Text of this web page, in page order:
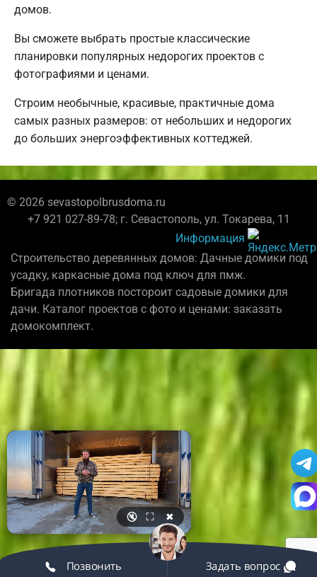
домов.
Вы сможете выбрать простые классические
планировки популярных недорогих проектов с
фотографиями и ценами.
Строим необычные, красивые, практичные дома
самых разных размеров: от небольших и недорогих
до больших энергоэффективных коттеджей.
© 2026 sevastopolbrusdoma.ru
+7 921 027-89-78; г. Севастополь, ул. Токарева, 11
Информация
Строительство деревянных домов: Дачные домики под
усадку, каркасные дома под ключ для пмж.
Бригада плотников постороит садовые домики для
дачи. Каталог проектов с фото и ценами: заказать
домокомплект.
🔇 ⛶ ✖
Позвонить Задать вопрос